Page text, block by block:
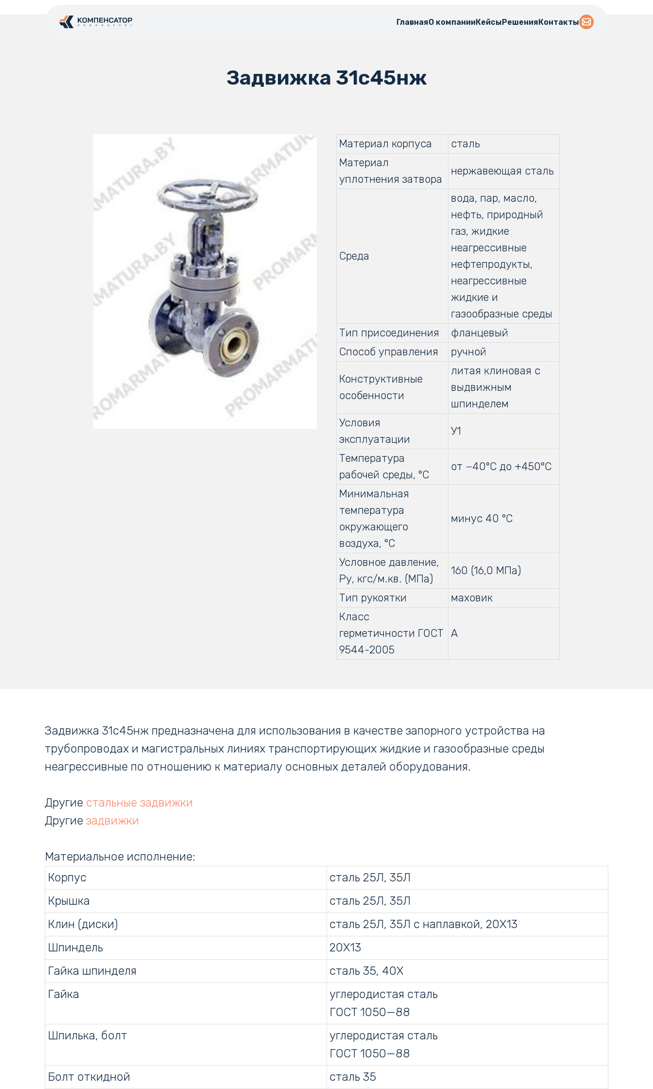
ГлавнаяО компанииКейсыРешенияКонтакты
Задвижка 31с45нж
Материал корпуса
сталь
Материал
уплотнения затвора
нержавеющая сталь
Среда
вода, пар, масло,
нефть, природный
газ, жидкие
неагрессивные
нефтепродукты,
неагрессивные
жидкие и
газообразные среды
Тип присоединения
фланцевый
Способ управления
ручной
Конструктивные
особенности
литая клиновая с
выдвижным
шпинделем
Условия
эксплуатации
У1
Температура
рабочей среды, °С
от −40°С до +450°С
Минимальная
температура
окружающего
воздуха, °С
минус 40 °С
Условное давление,
Ру, кгс/м.кв. (МПа)
160 (16,0 МПа)
Тип рукоятки
маховик
Класс
герметичности ГОСТ
9544-2005
А
Задвижка 31с45нж предназначена для использования в качестве запорного устройства на
трубопроводах и магистральных линиях транспортирующих жидкие и газообразные среды
неагрессивные по отношению к материалу основных деталей оборудования.
Другие стальные задвижки
Другие задвижки
Материальное исполнение:
Корпус
сталь 25Л, 35Л
Крышка
сталь 25Л, 35Л
Клин (диски)
сталь 25Л, 35Л с наплавкой, 20Х13
Шпиндель
20Х13
Гайка шпинделя
сталь 35, 40Х
Гайка
углеродистая сталь
ГОСТ 1050—88
Шпилька, болт
углеродистая сталь
ГОСТ 1050—88
Болт откидной
сталь 35